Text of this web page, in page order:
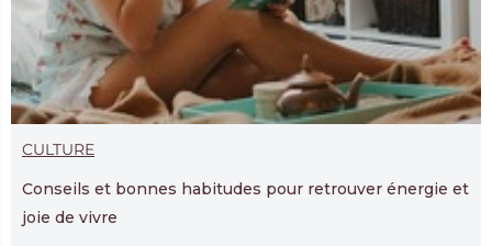
CULTURE
Conseils et bonnes habitudes pour retrouver énergie et
joie de vivre